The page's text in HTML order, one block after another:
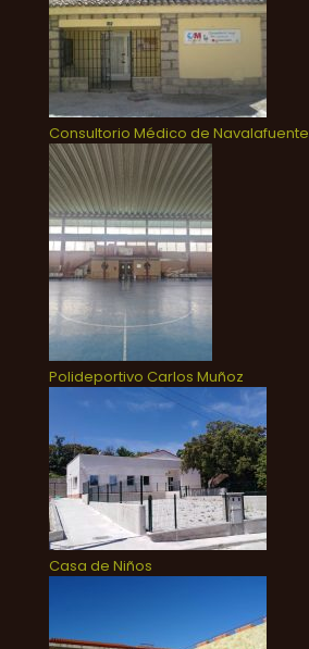
Consultorio Médico de Navalafuente
Polideportivo Carlos Muñoz
Casa de Niños